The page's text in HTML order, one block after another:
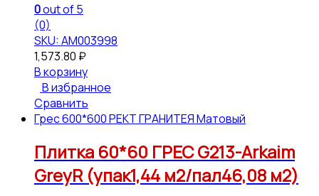
0out of 5
(0)
SKU: АМ003998
1,573.80 ₽
В корзину
В избранное
Сравнить
Грес 600*600 РЕКТ ГРАНИТЕЯ Матовый
Плитка 60*60 ГРЕС G213-Arkaim
GreyR (упак1,44 м2/пал46,08 м2)